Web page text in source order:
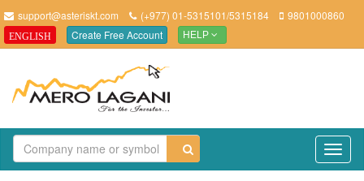
support@asteriskt.com (+977) 01-5315101/5315184 9801000860
ENGLISH Create Free Account HELP